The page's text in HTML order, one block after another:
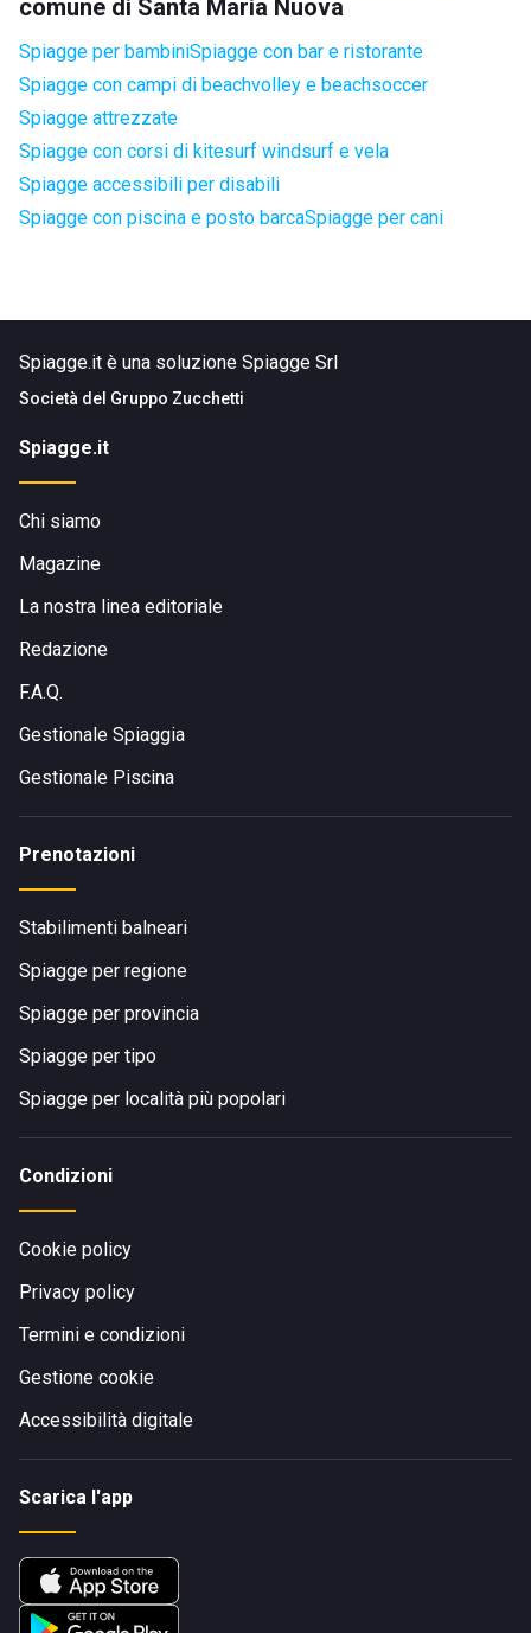
comune di Santa Maria Nuova
Spiagge per bambiniSpiagge con bar e ristorante
Spiagge con campi di beachvolley e beachsoccer
Spiagge attrezzate
Spiagge con corsi di kitesurf windsurf e vela
Spiagge accessibili per disabili
Spiagge con piscina e posto barcaSpiagge per cani
Spiagge.it è una soluzione Spiagge Srl
Società del Gruppo Zucchetti
Spiagge.it
Chi siamo
Magazine
La nostra linea editoriale
Redazione
F.A.Q.
Gestionale Spiaggia
Gestionale Piscina
Prenotazioni
Stabilimenti balneari
Spiagge per regione
Spiagge per provincia
Spiagge per tipo
Spiagge per località più popolari
Condizioni
Cookie policy
Privacy policy
Termini e condizioni
Gestione cookie
Accessibilità digitale
Scarica l'app